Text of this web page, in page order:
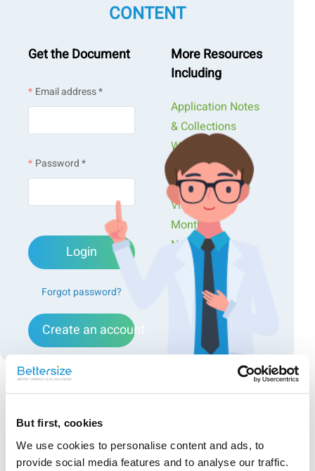
But first, cookies
We use cookies to personalise content and ads, to
provide social media features and to analyse our traffic.
CONTENT
Get the Document
Email address *
Password *
Login
Forgot password?
Create an account
More Resources
Including
Application Notes
& Collections
Webinars &
Workshops
Presentations &
Videos
Monthly
Newsletters
Exclusive Events...
Recommended articles
漢方生薬粉末におけるレーザー回折法による粒子
径測定の研究